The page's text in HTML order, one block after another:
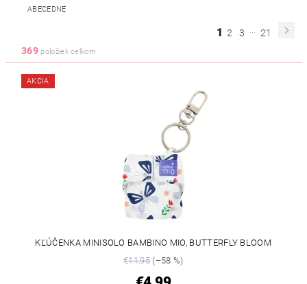
ABECEDNE
1 2 3 ... 21
369položiek celkom
AKCIA
KĽÚČENKA MINISOLO BAMBINO MIO, BUTTERFLY BLOOM
€11,95(–58 %)